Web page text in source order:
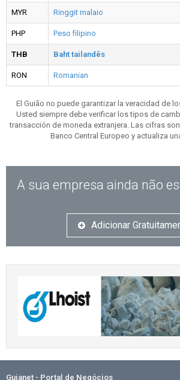
MYR Ringgit malaio
PHP Peso filipino
THB Baht tailandês
RON Romanian
El Guião no puede garantizar la veracidad de
Usted siempre debe verificar los tipos de
transacción de moneda extranjera. Las cifras
Banco Central Europeo y actualiza
A sua empresa ainda não
Adicionar
Guianet - Portal de Negócios